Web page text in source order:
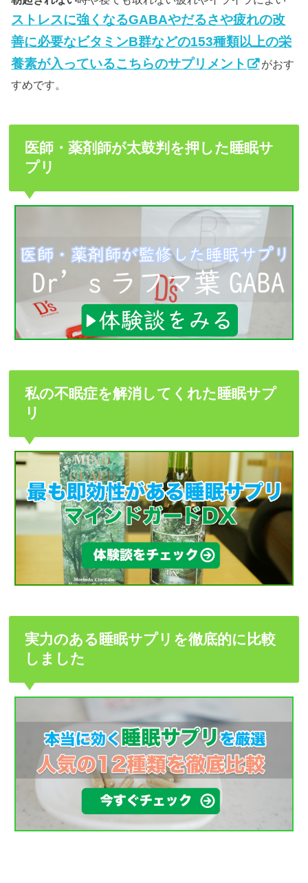
ストレスに強くなるGABAやだるさや疲れの改
善に必要なビタミンB群などの153種類以上の栄
養素が入っているこちらのサプリメント
がおす
すめです。
医師・薬剤師が太鼓判を押した睡眠サ
プリ
私の不眠症を解消してくれた睡眠サプ
リ
実力のある睡眠サプリを徹底的に比較
しました